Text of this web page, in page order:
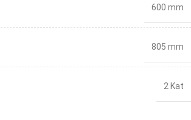
600 mm
805 mm
2 Kat